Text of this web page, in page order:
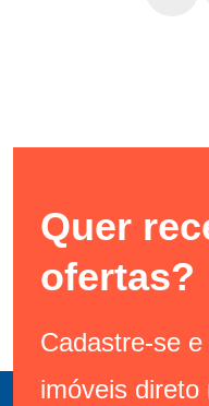
Quer
ofertas?
Cadastre-se
imóveis direto